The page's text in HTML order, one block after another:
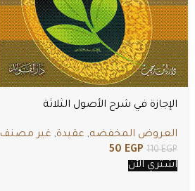
الإجازة في شرح الأصول الثلاثة
العروض المخفضه, عقيدة, غير مصنف
110EGP
50 EGP
اشتري الأن